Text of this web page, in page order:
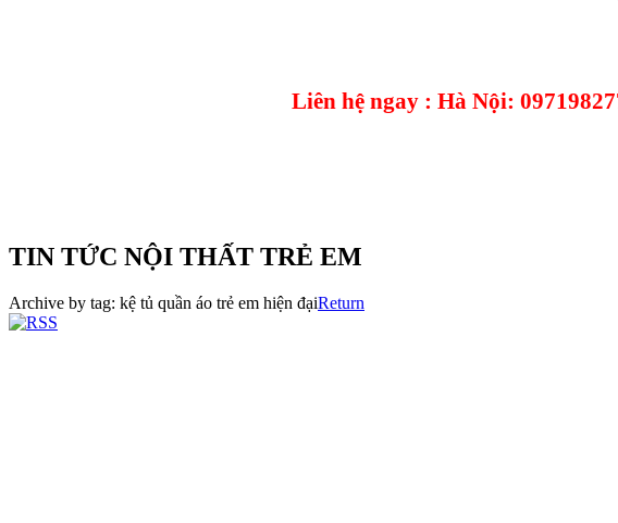
Liên hệ ngay : Hà Nội:
TIN TỨC NỘI THẤT TRẺ EM
Archive by tag: kệ tủ quần áo trẻ em hiện đạiReturn